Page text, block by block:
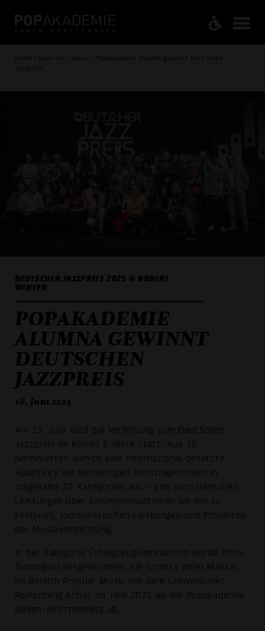
Home / Über uns / News / Popakademie Alumna gewinnt Deutschen
Jazzpreis
DEUTSCHER JAZZPREIS 2025 © ROBERT
WINTER
POPAKADEMIE
ALUMNA GEWINNT
DEUTSCHEN
JAZZPREIS
16. Juni 2025
Am 13. Juni fand die Verleihung zum Deutschen
Jazzpreis im Kölner E-Werk statt. Aus 76
Nominierten wählte eine international besetzte
Hauptjury die diesjährigen Preisträger:innen in
insgesamt 22 Kategorien aus – von künstlerischen
Leistungen über Albumproduktionen bis hin zu
Festivals, journalistischen Leistungen und Projekten
der Musikvermittlung.
In der Kategorie Schlagzeug/Perkussion wurde Philo
Tsoungoui ausgezeichnet. Sie schloss ihren Master
im Bereich Popular Music mit dem Schwerpunkt
Performing Artist im Jahr 2021 an der Popakademie
Baden-Württemberg ab.